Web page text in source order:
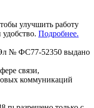
улучшить работу
Подробнее.
№ ФС77-52350 выдано
связи,
коммуникаций